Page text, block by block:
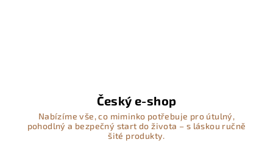
Český e-shop
Nabízíme vše, co miminko potřebuje pro útulný,
pohodlný a bezpečný start do života – s láskou ručně
šité produkty.